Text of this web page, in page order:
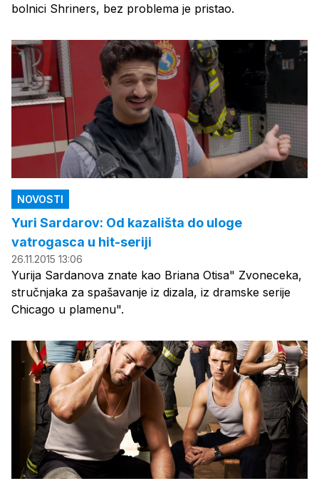
bolnici Shriners, bez problema je pristao.
NOVOSTI
Yuri Sardarov: Od kazališta do uloge
vatrogasca u hit-seriji
26.11.2015 13:06
Yurija Sardanova znate kao Briana Otisa" Zvoneceka,
stručnjaka za spašavanje iz dizala, iz dramske serije
Chicago u plamenu".